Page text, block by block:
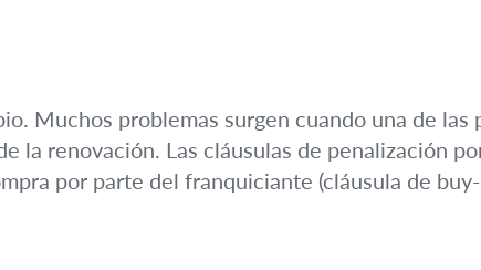
Muchos problemas surgen cuando una de las
la renovación. Las cláusulas de penalización
por parte del franquiciante (cláusula de